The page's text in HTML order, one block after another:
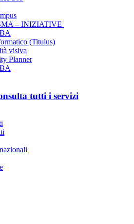
– INIZIATIVE
(Titulus)
visiva
Planner
tutti i servizi